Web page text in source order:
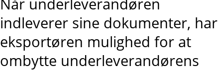
indleverer sine dokumenter, har
eksportøren mulighed for at
ombytte underleverandørens